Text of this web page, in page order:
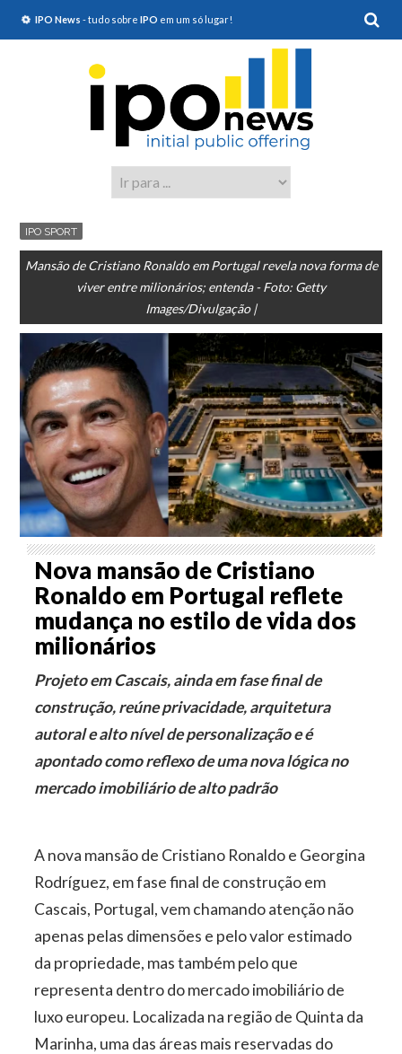
IPO News - tudo sobre IPO em um só lugar!
IPO SPORT
Mansão de Cristiano Ronaldo em Portugal revela nova forma de
viver entre milionários; entenda - Foto: Getty
Images/Divulgação |
Nova mansão de Cristiano
Ronaldo em Portugal reflete
mudança no estilo de vida dos
milionários
Projeto em Cascais, ainda em fase final de
construção, reúne privacidade, arquitetura
autoral e alto nível de personalização e é
apontado como reflexo de uma nova lógica no
mercado imobiliário de alto padrão
A nova mansão de Cristiano Ronaldo e Georgina
Rodríguez, em fase final de construção em
Cascais, Portugal, vem chamando atenção não
apenas pelas dimensões e pelo valor estimado
da propriedade, mas também pelo que
representa dentro do mercado imobiliário de
luxo europeu. Localizada na região de Quinta da
Marinha, uma das áreas mais reservadas do